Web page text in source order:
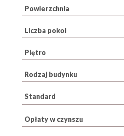
Powierzchnia
Liczba pokoi
Piętro
Rodzaj budynku
Standard
Opłaty w czynszu